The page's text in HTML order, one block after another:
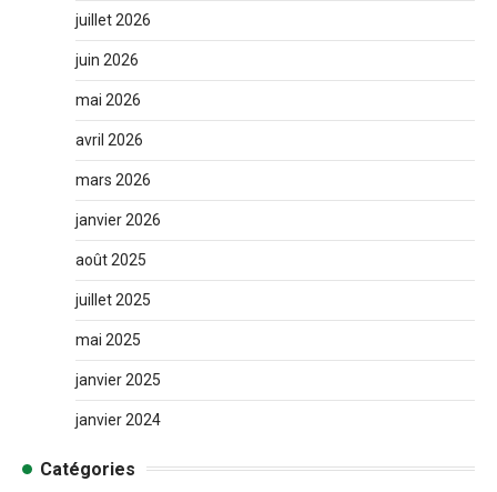
juillet 2026
juin 2026
mai 2026
avril 2026
mars 2026
janvier 2026
août 2025
juillet 2025
mai 2025
janvier 2025
janvier 2024
Catégories